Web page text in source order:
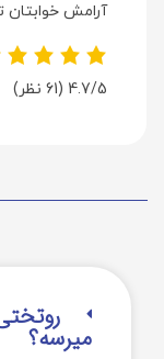
آرامش خوابتان
4.7/5 (61 نظر)
میرسه؟